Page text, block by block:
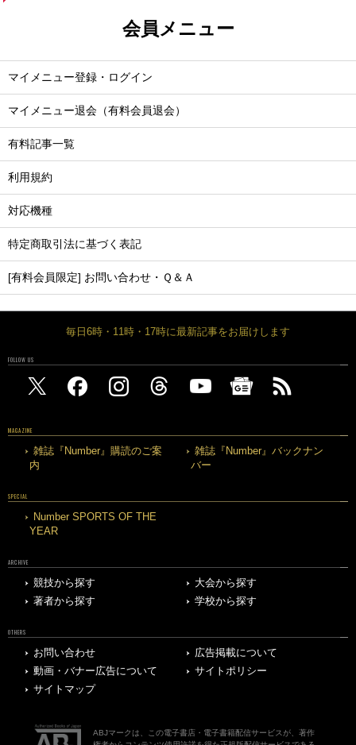
会員メニュー
マイメニュー登録・ログイン
マイメニュー退会（有料会員退会）
有料記事一覧
利用規約
対応機種
特定商取引法に基づく表記
[有料会員限定] お問い合わせ・Ｑ＆Ａ
毎日6時・11時・17時に最新記事をお届けします
FOLLOW US
MAGAZINE
雑誌『Number』購読のご案
内
雑誌『Number』バックナン
バー
SPECIAL
Number SPORTS OF THE
YEAR
ARCHIVE
競技から探す
大会から探す
著者から探す
学校から探す
OTHERS
お問い合わせ
広告掲載について
動画・バナー広告について
サイトポリシー
サイトマップ
ABJマークは、この電子書店・電子書籍配信サービスが、著作